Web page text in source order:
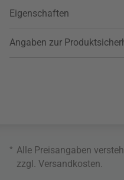
Eigenschaften
Angaben zur
* Alle Preisangaben
zzgl. Versandkosten